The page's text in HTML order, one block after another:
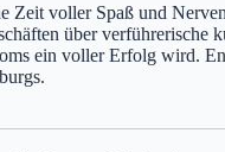
voller Spaß und
über verführerische
ein voller Erfolg wird.